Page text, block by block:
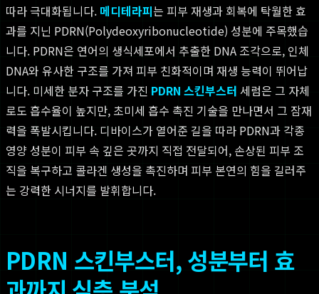
따라 극대화됩니다. 메디테라피는 피부 재생과 회복에 탁월한 효
과를 지닌 PDRN(Polydeoxyribonucleotide) 성분에 주목했습
니다. PDRN은 연어의 생식세포에서 추출한 DNA 조각으로, 인체
DNA와 유사한 구조를 가져 피부 친화적이며 재생 능력이 뛰어납
니다. 미세한 분자 구조를 가진 PDRN 스킨부스터 세럼은 그 자체
로도 흡수율이 높지만, 초미세 흡수 촉진 기술을 만나면서 그 잠재
력을 폭발시킵니다. 디바이스가 열어준 길을 따라 PDRN과 각종
영양 성분이 피부 속 깊은 곳까지 직접 전달되어, 손상된 피부 조
직을 복구하고 콜라겐 생성을 촉진하며 피부 본연의 힘을 길러주
는 강력한 시너지를 발휘합니다.
PDRN 스킨부스터, 성분부터 효